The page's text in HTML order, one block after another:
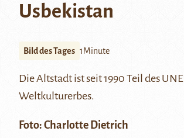
Usbekistan
Bild des Tages 1Minute
DieAltstadt ist seit 1990 Teil des
Weltkulturerbes.
Foto: Charlotte Dietrich